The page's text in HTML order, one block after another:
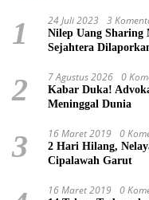
1 24 Juli 2023 3
Nilep Uang
Sejahtera
2 7 Agustus 2026 0
Kabar Duka!
Meninggal Dunia
3 16 Maret 2019 0
2 Hari Hilang,
Cipalawah Garut
16 Maret 2019 0